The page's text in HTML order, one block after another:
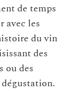
de temps
avec les
du vin
des
ou des